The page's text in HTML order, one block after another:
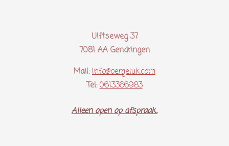
Ulftseweg 37
7081 AA Gendringen
Mail: Info@oergeluk.com
Tel: 0613366983
Alleen open op afspraak..